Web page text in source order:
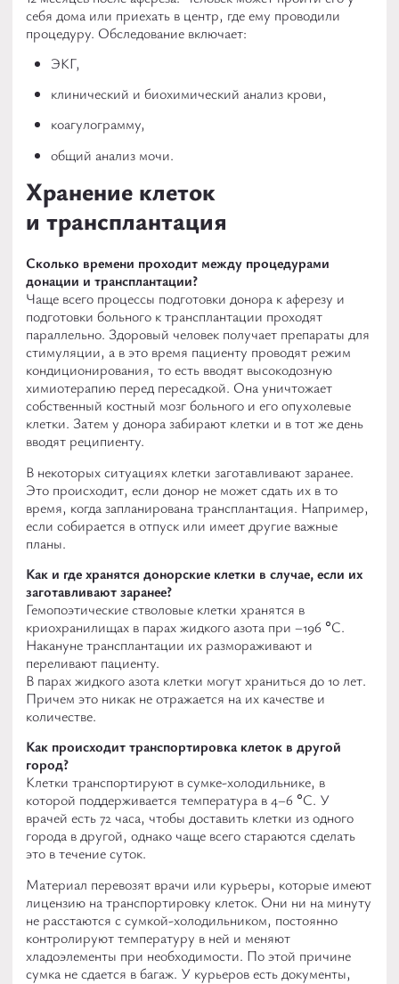
себя дома или приехать в центр, где ему проводили
процедуру. Обследование включает:
ЭКГ,
клинический и биохимический анализ крови,
коагулограмму,
общий анализ мочи.
Хранение клеток
и трансплантация
Сколько времени проходит между процедурами
донации и трансплантации?
Чаще всего процессы подготовки донора к аферезу и
подготовки больного к трансплантации проходят
параллельно. Здоровый человек получает препараты для
стимуляции, а в это время пациенту проводят режим
кондиционирования, то есть вводят высокодозную
химиотерапию перед пересадкой. Она уничтожает
собственный костный мозг больного и его опухолевые
клетки. Затем у донора забирают клетки и в тот же день
вводят реципиенту.
В некоторых ситуациях клетки заготавливают заранее.
Это происходит, если донор не может сдать их в то
время, когда запланирована трансплантация. Например,
если собирается в отпуск или имеет другие важные
планы.
Как и где хранятся донорские клетки в случае, если их
заготавливают заранее?
Гемопоэтические стволовые клетки хранятся в
криохранилищах в парах жидкого азота при –196 °С.
Накануне трансплантации их размораживают и
переливают пациенту.
В парах жидкого азота клетки могут храниться до 10 лет.
Причем это никак не отражается на их качестве и
количестве.
Как происходит транспортировка клеток в другой
город?
Клетки транспортируют в сумке-холодильнике, в
которой поддерживается температура в 4–6 °С. У
врачей есть 72 часа, чтобы доставить клетки из одного
города в другой, однако чаще всего стараются сделать
это в течение суток.
Материал перевозят врачи или курьеры, которые имеют
лицензию на транспортировку клеток. Они ни на минуту
не расстаются с сумкой-холодильником, постоянно
контролируют температуру в ней и меняют
хладоэлементы при необходимости. По этой причине
сумка не сдается в багаж. У курьеров есть документы,